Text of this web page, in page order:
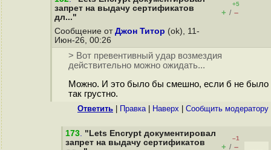
запрет на выдачу сертификатов
дл..."
+5
+ / –
Сообщение от Джон Титор (ok), 11-
Июн-26, 00:26
> Вот превентивный удар возмездия
действительно можно ожидать...
Можно. И это было бы смешно, если б не было
так грустно.
Ответить Правка| Наверх Cообщить модератору
173. "Lets Encrypt документировал
запрет на выдачу сертификатов
–1
+ / –